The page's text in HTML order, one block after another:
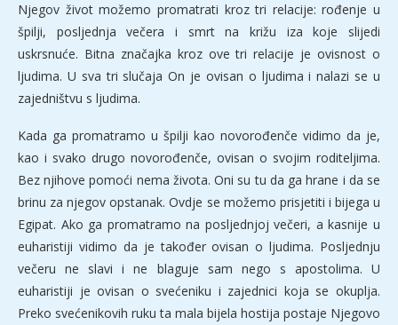
Njegov život možemo promatrati kroz tri relacije: rođenje u
špilji, posljednja večera i smrt na križu iza koje slijedi
uskrsnuće. Bitna značajka kroz ove tri relacije je ovisnost o
ljudima. U sva tri slučaja On je ovisan o ljudima i nalazi se u
zajedništvu s ljudima.
Kada ga promatramo u špilji kao novorođenče vidimo da je,
kao i svako drugo novorođenče, ovisan o svojim roditeljima.
Bez njihove pomoći nema života. Oni su tu da ga hrane i da se
brinu za njegov opstanak. Ovdje se možemo prisjetiti i bijega u
Egipat. Ako ga promatramo na posljednjoj večeri, a kasnije u
euharistiji vidimo da je također ovisan o ljudima. Posljednju
večeru ne slavi i ne blaguje sam nego s apostolima. U
euharistiji je ovisan o svećeniku i zajednici koja se okuplja.
Preko svećenikovih ruku ta mala bijela hostija postaje Njegovo